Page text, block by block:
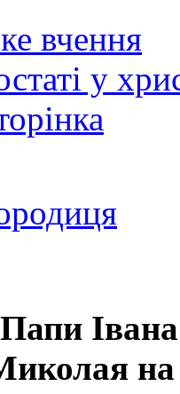
вчення
у
Папи
на